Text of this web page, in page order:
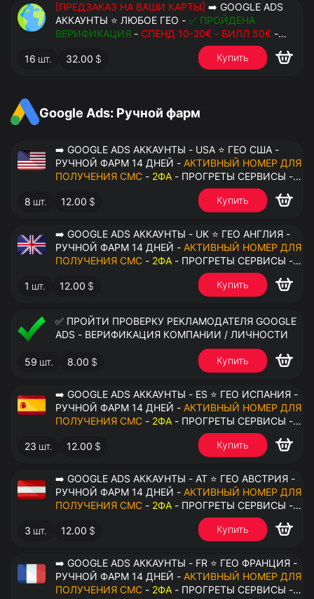
[ПРЕДЗАКАЗ НА ВАШИ КАРТЫ] ➡️ GOOGLE ADS
АККАУНТЫ ⭐ ЛЮБОЕ ГЕО - ✅ ПРОЙДЕНА
ВЕРИФИКАЦИЯ - СПЕНД 10-20€ - БИЛЛ 50€ -
АКТИВНЫЙ НОМЕР ДЛЯ ПОВТОРНЫХ СМС-
И РЕЗЕРВНЫЕ КОДЫ
- РУЧНОЙ ФАРМ -
РЕЗЕРВНАЯ ПОЧТА С ДОСТУПОМ - ПЕРЕДАЧА В
16 шт. 32.00 $ Купить
Google Ads: Ручной фарм
➡️ GOOGLE ADS АККАУНТЫ - USA ⭐ ГЕО США -
РУЧНОЙ ФАРМ 14 ДНЕЙ - АКТИВНЫЙ НОМЕР ДЛЯ
ПОЛУЧЕНИЯ СМС - 2ФА - ПРОГРЕТЫ СЕРВИСЫ -
8 шт. 12.00 $ Купить
➡️ GOOGLE ADS АККАУНТЫ - UK ⭐ ГЕО АНГЛИЯ -
РУЧНОЙ ФАРМ 14 ДНЕЙ - АКТИВНЫЙ НОМЕР ДЛЯ
ПОЛУЧЕНИЯ СМС - 2ФА - ПРОГРЕТЫ СЕРВИСЫ -
1 шт. 12.00 $ Купить
✅ ПРОЙТИ ПРОВЕРКУ РЕКЛАМОДАТЕЛЯ GOOGLE
ADS - ВЕРИФИКАЦИЯ КОМПАНИИ / ЛИЧНОСТИ
59 шт. 8.00 $ Купить
➡️ GOOGLE ADS АККАУНТЫ - ES ⭐ ГЕО ИСПАНИЯ -
РУЧНОЙ ФАРМ 14 ДНЕЙ - АКТИВНЫЙ НОМЕР ДЛЯ
ПОЛУЧЕНИЯ СМС - 2ФА - ПРОГРЕТЫ СЕРВИСЫ -
23 шт. 12.00 $ Купить
➡️ GOOGLE ADS АККАУНТЫ - AT ⭐ ГЕО АВСТРИЯ -
РУЧНОЙ ФАРМ 14 ДНЕЙ - АКТИВНЫЙ НОМЕР ДЛЯ
ПОЛУЧЕНИЯ СМС - 2ФА - ПРОГРЕТЫ СЕРВИСЫ -
3 шт. 12.00 $ Купить
➡️ GOOGLE ADS АККАУНТЫ - FR ⭐ ГЕО ФРАНЦИЯ -
РУЧНОЙ ФАРМ 14 ДНЕЙ - АКТИВНЫЙ НОМЕР ДЛЯ
ПОЛУЧЕНИЯ СМС - 2ФА - ПРОГРЕТЫ СЕРВИСЫ -